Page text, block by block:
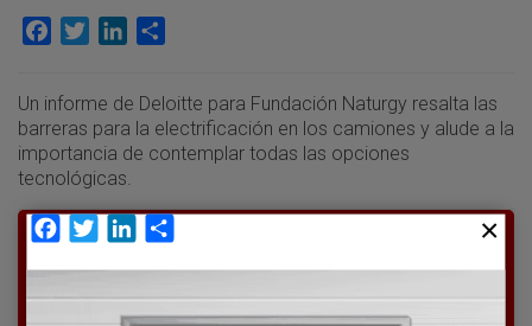
Facebook
TwitterLinkedIn
Un informe de Deloitte para Fundación Naturgy resalta las
barreras para la electrificación en los camiones y alude a la
importancia de contemplar todas las opciones
tecnológicas.
Para poder seguir leyendo hay que estar
suscrito a Transporte XXI, el periódico
del transporte y la logística en España.
Facebook
TwitterLinkedIn